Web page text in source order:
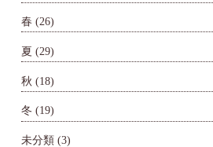
春 (26)
夏 (29)
秋 (18)
冬 (19)
未分類 (3)